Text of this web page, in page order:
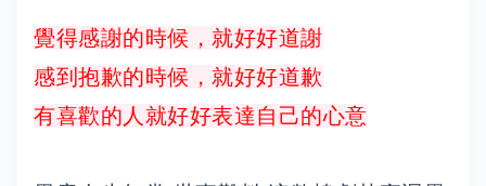
覺得感謝的時候，就好好道謝
感到抱歉的時候，就好好道歉
有喜歡的人就好好表達自己的心意